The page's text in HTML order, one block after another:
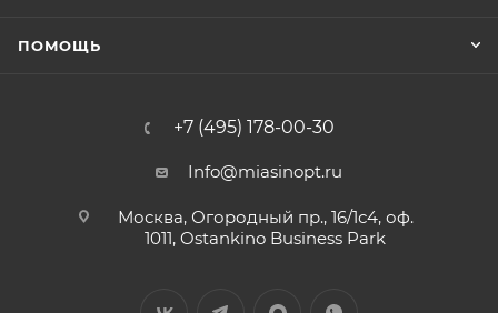
ПОМОЩЬ
+7 (495) 178-00-30
Info@miasinopt.ru
Москва, Огородный пр., 16/1с4, оф.
1011, Ostankino Business Park